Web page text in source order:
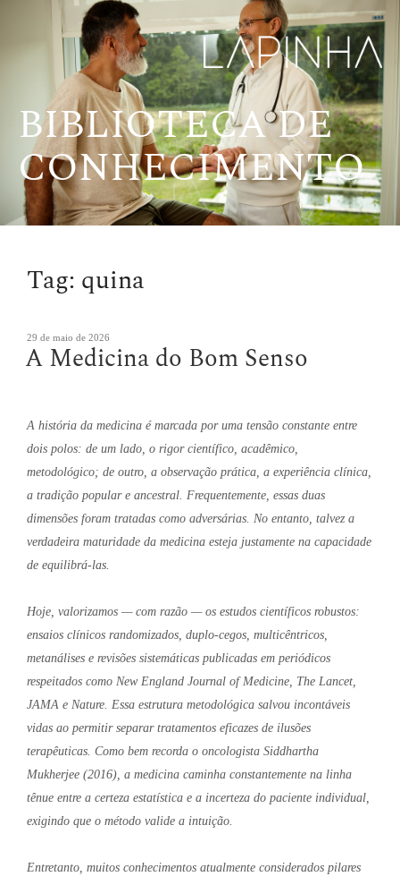
BIBLIOTECA DE
CONHECIMENTO
Tag: quina
Publicado
em
29 de maio de 2026
A Medicina do Bom Senso
A história da medicina é marcada por uma tensão constante entre
dois polos: de um lado, o rigor científico, acadêmico,
metodológico; de outro, a observação prática, a experiência clínica,
a tradição popular e ancestral. Frequentemente, essas duas
dimensões foram tratadas como adversárias. No entanto, talvez a
verdadeira maturidade da medicina esteja justamente na capacidade
de equilibrá-las.
Hoje, valorizamos — com razão — os estudos científicos robustos:
ensaios clínicos randomizados, duplo-cegos, multicêntricos,
metanálises e revisões sistemáticas publicadas em periódicos
respeitados como New England Journal of Medicine, The Lancet,
JAMA e Nature. Essa estrutura metodológica salvou incontáveis
vidas ao permitir separar tratamentos eficazes de ilusões
terapêuticas. Como bem recorda o oncologista Siddhartha
Mukherjee (2016), a medicina caminha constantemente na linha
tênue entre a certeza estatística e a incerteza do paciente individual,
exigindo que o método valide a intuição.
Entretanto, muitos conhecimentos atualmente considerados pilares